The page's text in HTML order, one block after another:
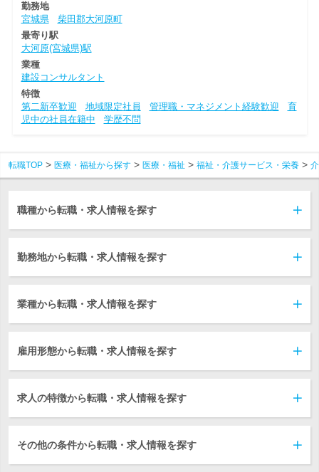
勤務地
宮城県
柴田郡大河原町
最寄り駅
大河原(宮城県)駅
業種
建設コンサルタント
特徴
第二新卒歓迎
地域限定社員 管理職・マネジメント経験歓迎
育
児中の社員在籍中
学歴不問
転職TOP 医療・福祉から探す 医療・福祉 福祉・介護サービス・栄養
職種から転職・求人情報を探す
勤務地から転職・求人情報を探す
業種から転職・求人情報を探す
雇用形態から転職・求人情報を探す
求人の特徴から転職・求人情報を探す
その他の条件から転職・求人情報を探す